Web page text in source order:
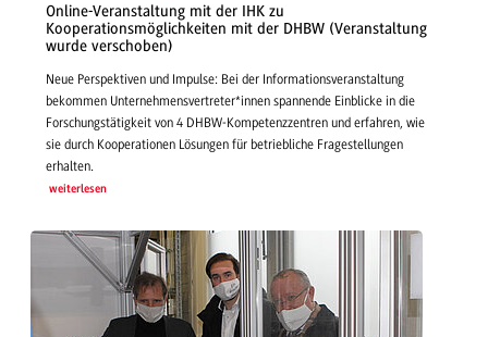
Online-Veranstaltung mit der IHK zu
Kooperationsmöglichkeiten mit der DHBW (Veranstaltung
wurde verschoben)
Neue Perspektiven und Impulse: Bei der Informationsveranstaltung
bekommen Unternehmensvertreter*innen spannende Einblicke in die
Forschungstätigkeit von 4 DHBW-Kompetenzzentren und erfahren, wie
sie durch Kooperationen Lösungen für betriebliche Fragestellungen
erhalten.
weiterlesen